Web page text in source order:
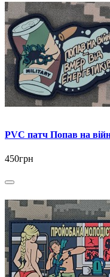
PVC патч Попав на
450грн